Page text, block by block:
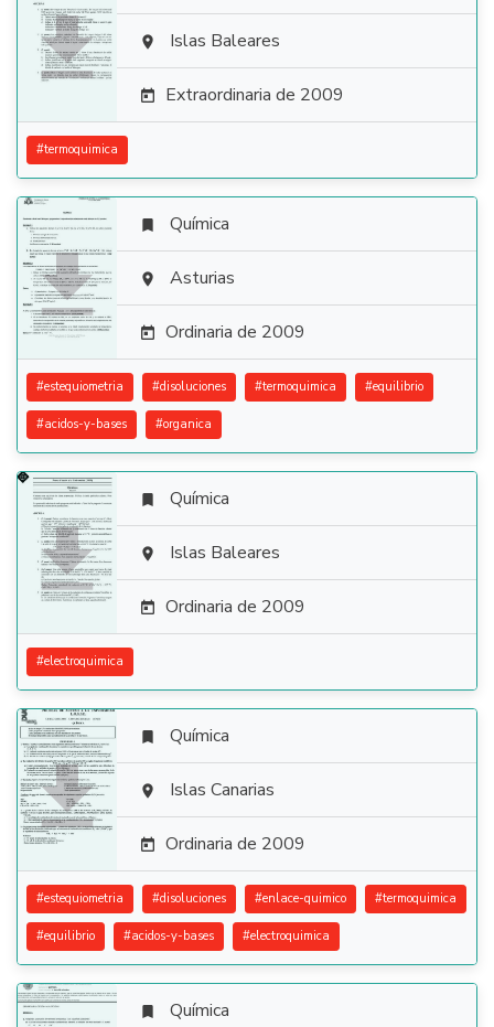
  Islas Baleares
 Extraordinaria de 2009
#termoquimica

 Química
 Asturias
 Ordinaria de 2009
#estequiometria #disoluciones #termoquimica #equilibrio
#acidos-y-bases #organica

 Química
 Islas Baleares
 Ordinaria de 2009
#electroquimica

 Química
 Islas Canarias
 Ordinaria de 2009
#estequiometria #disoluciones #enlace-quimico #termoquimica
#equilibrio #acidos-y-bases #electroquimica
 Química